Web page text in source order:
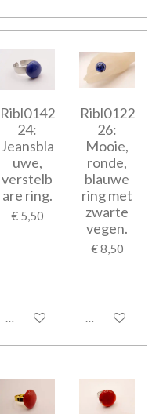
Ribl0142
24:
Jeansbla
uwe,
verstelb
are ring.
€ 5,50
In winkelwagen
Ribl0122
26:
Mooie,
ronde,
blauwe
ring met
zwarte
vegen.
€ 8,50
In